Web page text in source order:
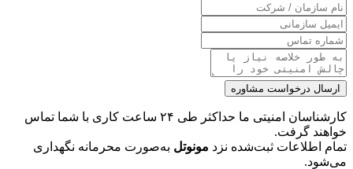
ارسال درخواست مشاوره
کارشناسان امنیتی ما حداکثر طی ۲۴ ساعت کاری با شما تماس
خواهند گرفت.
تمام اطلاعات ثبت‌شده نزد مونوتل به‌صورت محرمانه نگهداری
می‌شود.